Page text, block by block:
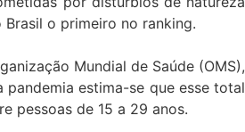
o primeiro no ranking.
Mundial de Saúde (OMS),
estima-se que esse total
pessoas de 15 a 29 anos.